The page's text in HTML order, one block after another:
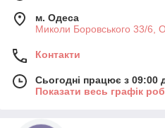
м. Одеса
Миколи Боровського 33/6,
Контакти
Сьогодні працює з 09:00
Показати весь графік